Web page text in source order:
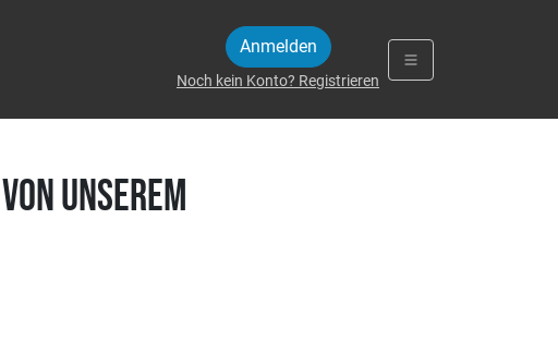
Anmelden
Noch kein Konto? Registrieren
unserem